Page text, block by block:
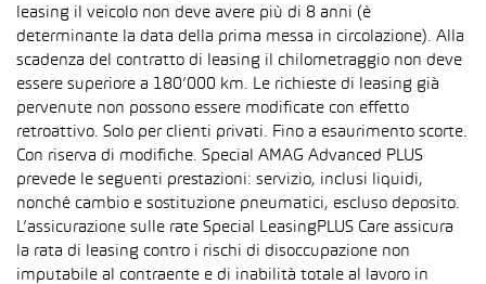
leasing il veicolo non deve avere più di 8 anni (è
determinante la data della prima messa in circolazione). Alla
scadenza del contratto di leasing il chilometraggio non deve
essere superiore a 180’000 km. Le richieste di leasing già
pervenute non possono essere modificate con effetto
retroattivo. Solo per clienti privati. Fino a esaurimento scorte.
Con riserva di modifiche. Special AMAG Advanced PLUS
prevede le seguenti prestazioni: servizio, inclusi liquidi,
nonché cambio e sostituzione pneumatici, escluso deposito.
L’assicurazione sulle rate Special LeasingPLUS Care assicura
la rata di leasing contro i rischi di disoccupazione non
imputabile al contraente e di inabilità totale al lavoro in